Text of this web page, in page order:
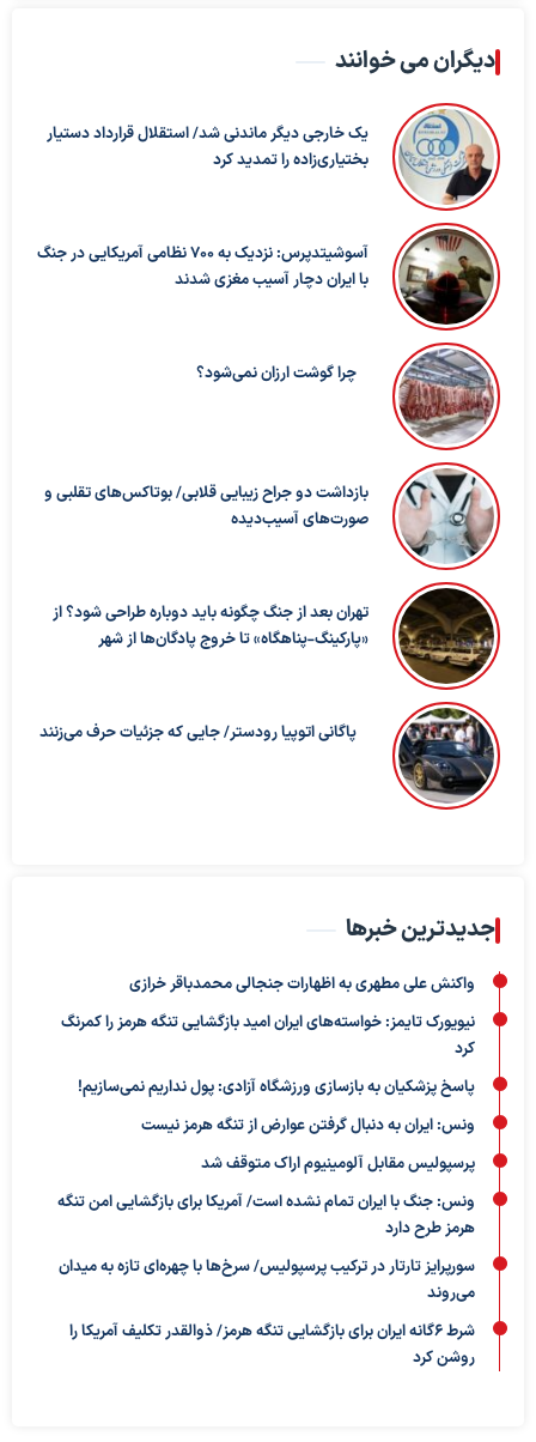
دیگران می خوانند
یک خارجی دیگر ماندنی شد/ استقلال قرارداد دستیار
بختیاری‌زاده را تمدید کرد
آسوشیتدپرس: نزدیک به ۷۰۰ نظامی آمریکایی در جنگ
با ایران دچار آسیب مغزی شدند
چرا گوشت ارزان نمی‌شود؟
بازداشت دو جراح زیبایی قلابی/ بوتاکس‌های تقلبی و
صورت‌های آسیب‌دیده
تهران بعد از جنگ چگونه باید دوباره طراحی شود؟ از
«پارکینگ-پناهگاه» تا خروج پادگان‌ها از شهر
پاگانی اتوپیا رودستر/ جایی که جزئیات حرف می‌زنند
جدیدترین خبرها
واکنش علی مطهری به اظهارات جنجالی محمدباقر خرازی
نیویورک تایمز: خواسته‌های ایران امید بازگشایی تنگه هرمز را کمرنگ
کرد
پاسخ پزشکیان به بازسازی ورزشگاه آزادی: پول نداریم نمی‌سازیم!
ونس: ایران به دنبال گرفتن عوارض از تنگه هرمز نیست
پرسپولیس مقابل آلومینیوم اراک متوقف شد
ونس: جنگ با ایران تمام نشده است/ آمریکا برای بازگشایی امن تنگه
هرمز طرح دارد
سورپرایز تارتار در ترکیب پرسپولیس/ سرخ‌ها با چهره‌ای تازه به میدان
می‌روند
شرط ۶گانه ایران برای بازگشایی تنگه هرمز/ ذوالقدر تکلیف آمریکا را
روشن کرد